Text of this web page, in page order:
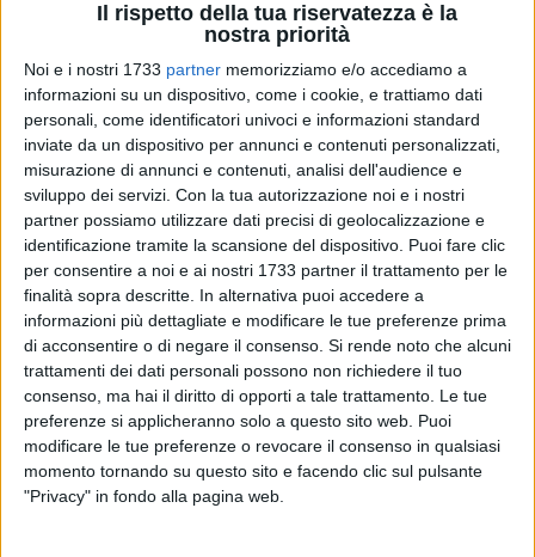
Il rispetto della tua riservatezza è la
nostra priorità
Noi e i nostri 1733 partner memorizziamo e/o accediamo a
informazioni su un dispositivo, come i cookie, e trattiamo dati
personali, come identificatori univoci e informazioni standard
inviate da un dispositivo per annunci e contenuti personalizzati,
misurazione di annunci e contenuti, analisi dell'audience e
sviluppo dei servizi. Con la tua autorizzazione noi e i nostri
partner possiamo utilizzare dati precisi di geolocalizzazione e
identificazione tramite la scansione del dispositivo. Puoi fare clic
per consentire a noi e ai nostri 1733 partner il trattamento per le
finalità sopra descritte. In alternativa puoi accedere a
informazioni più dettagliate e modificare le tue preferenze prima
di acconsentire o di negare il consenso. Si rende noto che alcuni
trattamenti dei dati personali possono non richiedere il tuo
consenso, ma hai il diritto di opporti a tale trattamento. Le tue
preferenze si applicheranno solo a questo sito web. Puoi
modificare le tue preferenze o revocare il consenso in qualsiasi
momento tornando su questo sito e facendo clic sul pulsante
"Privacy" in fondo alla pagina web.
111
Oltre alla massaggiatrice Susanna Petruzzella, anche un
altro molfettese ha preso parte al Festival di Sanremo 2024.
Lo scorso8 febbraio Giuseppe (Pino) Martinellisi è esibito
sulpalco dell'Aristoncon il coro dell'arena di Verona.
Il concittadino lavora da oltre 30 anni nel coro e ha avuto
modo di prendere parte all'esibizione in diretta sulle note di
Va' pensiero ".
Sanremo 2024, il molfettese Pino Martinelli nel coro
dell'Arena di Verona